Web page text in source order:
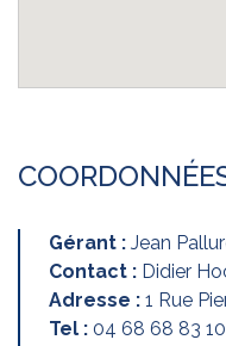
Gérant : Jean
Contact : Didier
Adresse : 1 Rue
Tel : 04 68 68 83 10